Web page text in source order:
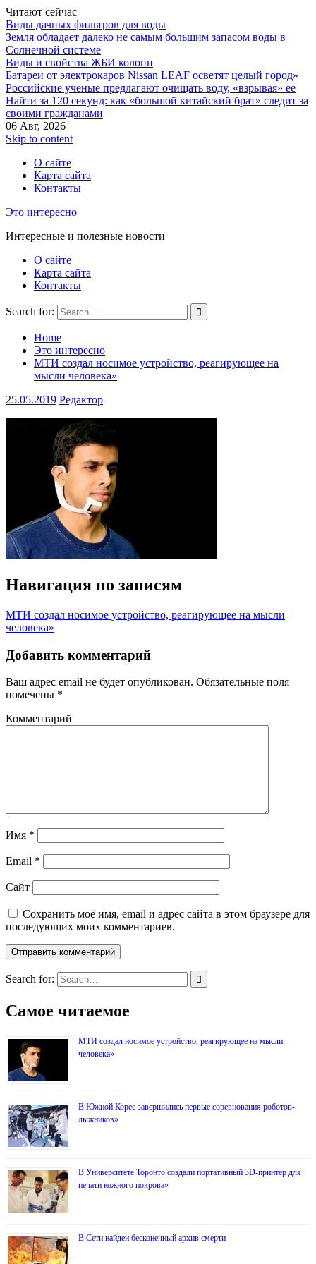
Читают сейчас
Виды дачных фильтров для воды
Земля обладает далеко не самым большим запасом воды в
Солнечной системе
Виды и свойства ЖБИ колонн
Батареи от электрокаров Nissan LEAF осветят целый город»
Российские ученые предлагают очищать воду, «взрывая» ее
Найти за 120 секунд: как «большой китайский брат» следит за
своими гражданами
06 Авг, 2026
Skip to content
О сайте
Карта сайта
Контакты
Это интересно
Интересные и полезные новости
О сайте
Карта сайта
Контакты
Search for:
Home
Это интересно
МТИ создал носимое устройство, реагирующее на
мысли человека»
25.05.2019 Редактор
Навигация по записям
МТИ создал носимое устройство, реагирующее на мысли
человека»
Добавить комментарий
Ваш адрес email не будет опубликован. Обязательные поля
помечены *
Комментарий
Имя *
Email *
Сайт
Сохранить моё имя, email и адрес сайта в этом браузере для
последующих моих комментариев.
Search for:
Самое читаемое
МТИ создал носимое устройство, реагирующее на мысли
человека»
В Южной Корее завершились первые соревнования роботов-
лыжников»
В Университете Торонто создали портативный 3D-принтер для
печати кожного покрова»
В Сети найден бесконечный архив смерти